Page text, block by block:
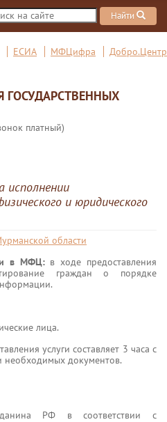
Найти
ЕСИА МФЦифра Добро.Центр
платный)
исполнении
и юридического
области
в МФЦ:в ходе предоставления
граждан о порядке
лица.
услуги составляет 3 часа с
необходимых документов.
РФ в соответствии с